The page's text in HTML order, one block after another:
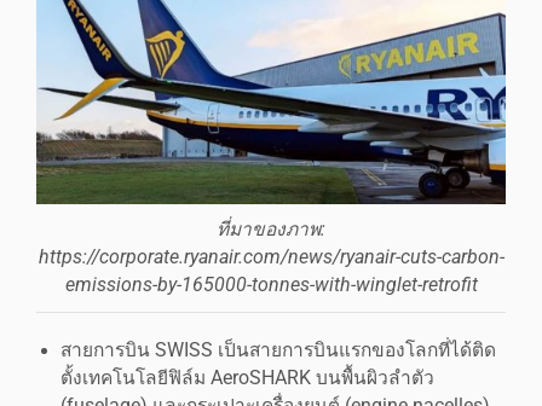
ที่มาของภาพ:
https://corporate.ryanair.com/news/ryanair-cuts-carbon-
emissions-by-165000-tonnes-with-winglet-retrofit
สายการบิน SWISS เป็นสายการบินแรกของโลกที่ได้ติด
ตั้งเทคโนโลยีฟิล์ม AeroSHARK บนพื้นผิวลำตัว